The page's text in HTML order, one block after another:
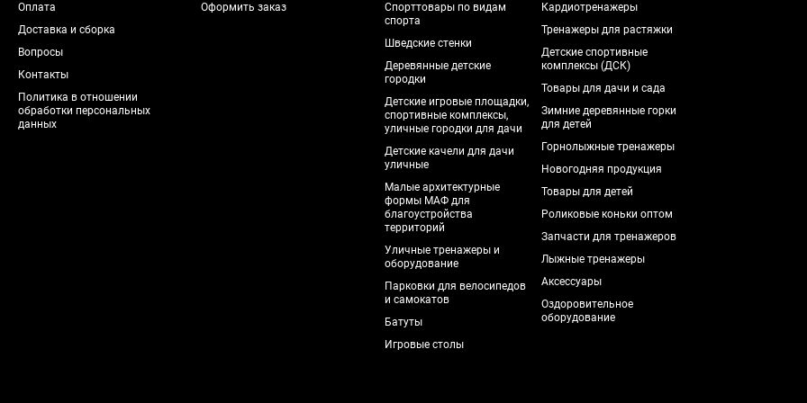
Оплата
Доставка и сборка
Вопросы
Контакты
Политика в отношении
обработки персональных
данных
Оформить заказ
Спорттовары по видам
спорта
Шведские стенки
Деревянные детские
городки
Детские игровые площадки,
спортивные комплексы,
уличные городки для дачи
Детские качели для дачи
уличные
Малые архитектурные
формы МАФ для
благоустройства
территорий
Уличные тренажеры и
оборудование
Парковки для велосипедов
и самокатов
Батуты
Игровые столы
Кардиотренажеры
Тренажеры для растяжки
Детские спортивные
комплексы (ДСК)
Товары для дачи и сада
Зимние деревянные горки
для детей
Горнолыжные тренажеры
Новогодняя продукция
Товары для детей
Роликовые коньки оптом
Запчасти для тренажеров
Лыжные тренажеры
Аксессуары
Оздоровительное
оборудование